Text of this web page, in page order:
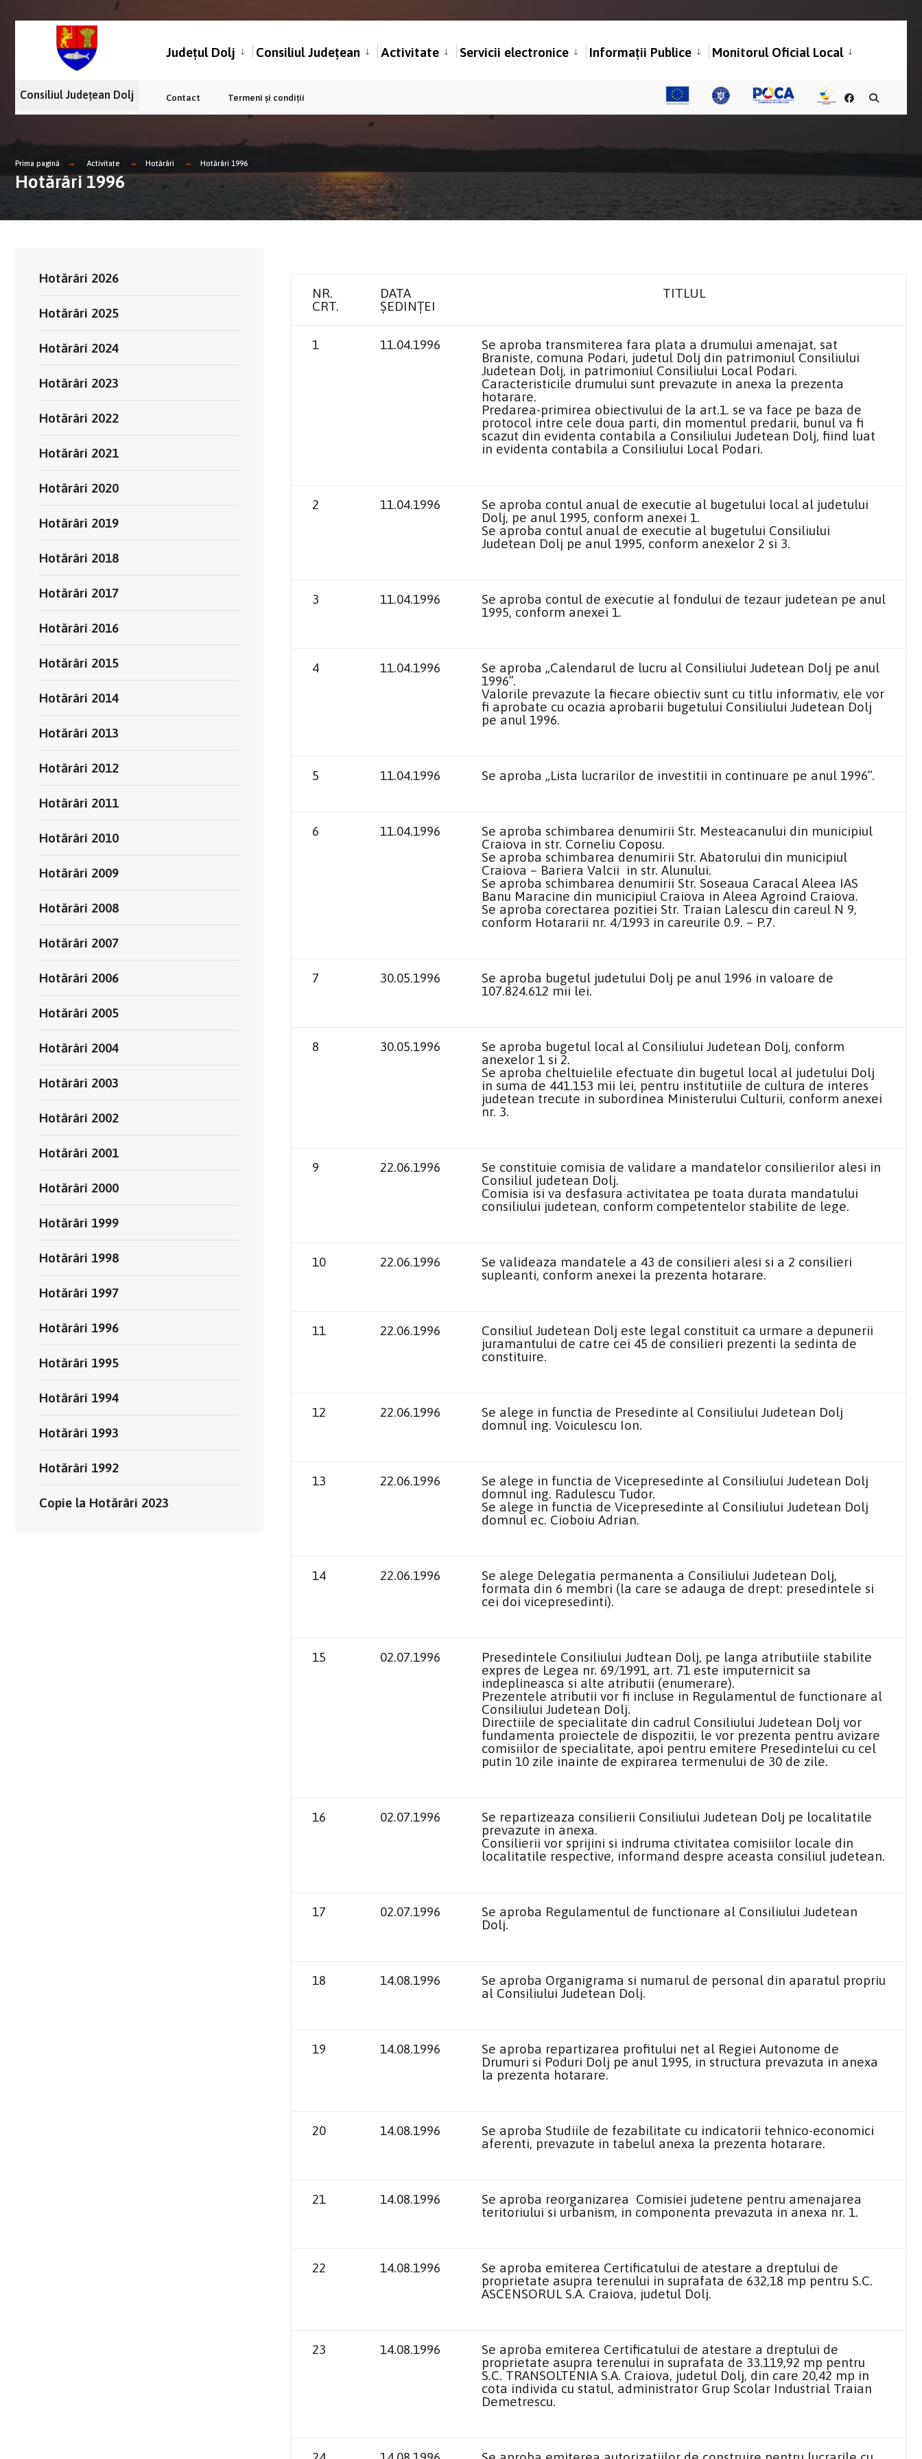
Județul Dolj Consiliul Județean Activitate Servicii electronice Informații Publice Monitorul Oficial Local
Consiliul Județean Dolj Contact Termeni și condiții
Prima pagină Activitate Hotărâri Hotărâri 1996
Hotărâri 1996
NR.
CRT.
DATA
ȘEDINȚEI
TITLUL
1 11.04.1996
Se aproba transmiterea fara plata a drumului amenajat, sat
Braniste, comuna Podari, judetul Dolj din patrimoniul Consiliului
Judetean Dolj, in patrimoniul Consiliului Local Podari.
Caracteristicile drumului sunt prevazute in anexa la prezenta
hotarare.
Predarea-primirea obiectivului de la art.1. se va face pe baza de
protocol intre cele doua parti, din momentul predarii, bunul va fi
scazut din evidenta contabila a Consiliului Judetean Dolj, fiind luat
in evidenta contabila a Consiliului Local Podari.
2 11.04.1996
Se aproba contul anual de executie al bugetului local al judetului
Dolj, pe anul 1995, conform anexei 1.
Se aproba contul anual de executie al bugetului Consiliului
Judetean Dolj pe anul 1995, conform anexelor 2 si 3.
3 11.04.1996
Se aproba contul de executie al fondului de tezaur judetean pe anul
1995, conform anexei 1.
4 11.04.1996
Se aproba „Calendarul de lucru al Consiliului Judetean Dolj pe anul
1996”.
Valorile prevazute la fiecare obiectiv sunt cu titlu informativ, ele vor
fi aprobate cu ocazia aprobarii bugetului Consiliului Judetean Dolj
pe anul 1996.
5 11.04.1996 Se aproba „Lista lucrarilor de investitii in continuare pe anul 1996”.
6 11.04.1996
Se aproba schimbarea denumirii Str. Mesteacanului din municipiul
Craiova in str. Corneliu Coposu.
Se aproba schimbarea denumirii Str. Abatorului din municipiul
Craiova – Bariera Valcii in str. Alunului.
Se aproba schimbarea denumirii Str. Soseaua Caracal Aleea IAS
Banu Maracine din municipiul Craiova in Aleea Agroind Craiova.
Se aproba corectarea pozitiei Str. Traian Lalescu din careul N 9,
conform Hotararii nr. 4/1993 in careurile 0.9. – P.7.
7 30.05.1996 Se aproba bugetul judetului Dolj pe anul 1996 in valoare de
107.824.612 mii lei.
8 30.05.1996
Se aproba bugetul local al Consiliului Judetean Dolj, conform
anexelor 1 si 2.
Se aproba cheltuielile efectuate din bugetul local al judetului Dolj
in suma de 441.153 mii lei, pentru institutiile de cultura de interes
judetean trecute in subordinea Ministerului Culturii, conform anexei
nr. 3.
9 22.06.1996
Se constituie comisia de validare a mandatelor consilierilor alesi in
Consiliul judetean Dolj.
Comisia isi va desfasura activitatea pe toata durata mandatului
consiliului judetean, conform competentelor stabilite de lege.
10 22.06.1996
Se valideaza mandatele a 43 de consilieri alesi si a 2 consilieri
supleanti, conform anexei la prezenta hotarare.
11 22.06.1996
Consiliul Judetean Dolj este legal constituit ca urmare a depunerii
juramantului de catre cei 45 de consilieri prezenti la sedinta de
constituire.
12 22.06.1996
Se alege in functia de Presedinte al Consiliului Judetean Dolj
domnul ing. Voiculescu Ion.
13 22.06.1996
Se alege in functia de Vicepresedinte al Consiliului Judetean Dolj
domnul ing. Radulescu Tudor.
Se alege in functia de Vicepresedinte al Consiliului Judetean Dolj
domnul ec. Cioboiu Adrian.
14 22.06.1996
Se alege Delegatia permanenta a Consiliului Judetean Dolj,
formata din 6 membri (la care se adauga de drept: presedintele si
cei doi vicepresedinti).
15 02.07.1996
Presedintele Consiliului Judtean Dolj, pe langa atributiile stabilite
expres de Legea nr. 69/1991, art. 71 este imputernicit sa
indeplineasca si alte atributii (enumerare).
Prezentele atributii vor fi incluse in Regulamentul de functionare al
Consiliului Judetean Dolj.
Directiile de specialitate din cadrul Consiliului Judetean Dolj vor
fundamenta proiectele de dispozitii, le vor prezenta pentru avizare
comisiilor de specialitate, apoi pentru emitere Presedintelui cu cel
putin 10 zile inainte de expirarea termenului de 30 de zile.
16 02.07.1996
Se repartizeaza consilierii Consiliului Judetean Dolj pe localitatile
prevazute in anexa.
Consilierii vor sprijini si indruma ctivitatea comisiilor locale din
localitatile respective, informand despre aceasta consiliul judetean.
17 02.07.1996
Se aproba Regulamentul de functionare al Consiliului Judetean
Dolj.
18 14.08.1996
Se aproba Organigrama si numarul de personal din aparatul propriu
al Consiliului Judetean Dolj.
19 14.08.1996
Se aproba repartizarea profitului net al Regiei Autonome de
Drumuri si Poduri Dolj pe anul 1995, in structura prevazuta in anexa
la prezenta hotarare.
20 14.08.1996
Se aproba Studiile de fezabilitate cu indicatorii tehnico-economici
aferenti, prevazute in tabelul anexa la prezenta hotarare.
21 14.08.1996
Se aproba reorganizarea Comisiei judetene pentru amenajarea
teritoriului si urbanism, in componenta prevazuta in anexa nr. 1.
22 14.08.1996
Se aproba emiterea Certificatului de atestare a dreptului de
proprietate asupra terenului in suprafata de 632,18 mp pentru S.C.
ASCENSORUL S.A. Craiova, judetul Dolj.
23 14.08.1996
Se aproba emiterea Certificatului de atestare a dreptului de
proprietate asupra terenului in suprafata de 33.119,92 mp pentru
S.C. TRANSOLTENIA S.A. Craiova, judetul Dolj, din care 20,42 mp in
cota individa cu statul, administrator Grup Scolar Industrial Traian
Demetrescu.
Hotărâri 2026
Hotărâri 2025
Hotărâri 2024
Hotărâri 2023
Hotărâri 2022
Hotărâri 2021
Hotărâri 2020
Hotărâri 2019
Hotărâri 2018
Hotărâri 2017
Hotărâri 2016
Hotărâri 2015
Hotărâri 2014
Hotărâri 2013
Hotărâri 2012
Hotărâri 2011
Hotărâri 2010
Hotărâri 2009
Hotărâri 2008
Hotărâri 2007
Hotărâri 2006
Hotărâri 2005
Hotărâri 2004
Hotărâri 2003
Hotărâri 2002
Hotărâri 2001
Hotărâri 2000
Hotărâri 1999
Hotărâri 1998
Hotărâri 1997
Hotărâri 1996
Hotărâri 1995
Hotărâri 1994
Hotărâri 1993
Hotărâri 1992
Copie la Hotărâri 2023